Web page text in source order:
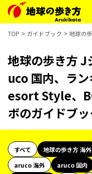
TOP ガイドブック 地球の
地球の歩き方
uco 国内、ラ
esort Style、
ボのガイドブ
すべて 地球の歩き方 海外
aruco 海外
aruco 国内